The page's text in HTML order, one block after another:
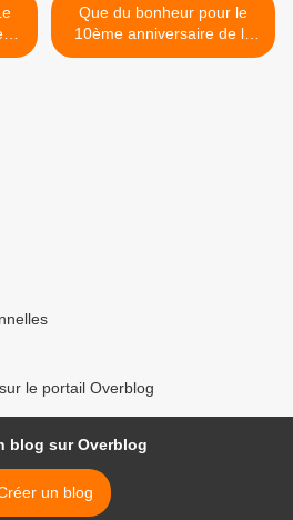
Que du bonheur pour le
10ème anniversaire de la
Fête des Cerises >
le portail Overblog
blog sur Overblog
un blog